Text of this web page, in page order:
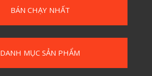
BÁN CHẠY NHẤT
DANH MỤC SẢN PHẨM